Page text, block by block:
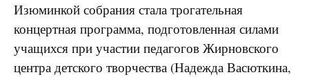
Изюминкой собрания стала трогательная
концертная программа, подготовленная силами
учащихся при участии педагогов Жирновского
центра детского творчества (Надежда Васюткина,